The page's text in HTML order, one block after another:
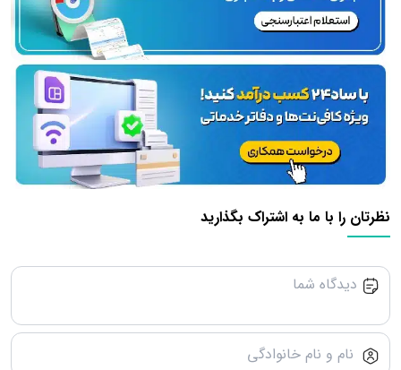
نظرتان را با ما به اشتراک بگذارید